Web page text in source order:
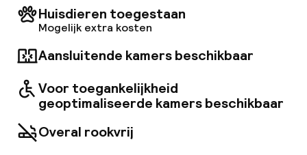
Huisdieren toegestaan
Mogelijk extra kosten
Aansluitende kamers beschikbaar
Voor toegankelijkheid
geoptimaliseerde kamers beschikbaar
Overal rookvrij